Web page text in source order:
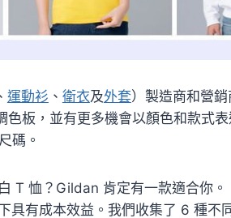
運動衫 、 衛衣及外套）製造商和營
板，並有更多機會以顏色和款式
碼。
T 恤？Gildan 肯定有一款適合你
具有成本效益。我們收集了 6 種不